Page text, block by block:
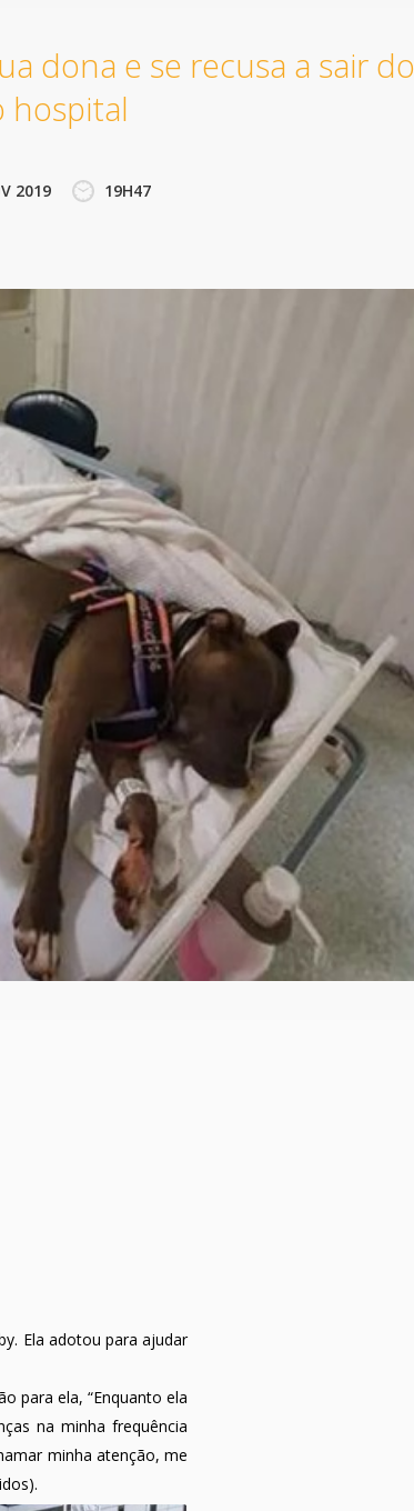
dona e se recusa a sair do
hospital
2019 19H47
Ela adotou para ajudar
para ela, “Enquanto ela
na minha frequência
minha atenção, me